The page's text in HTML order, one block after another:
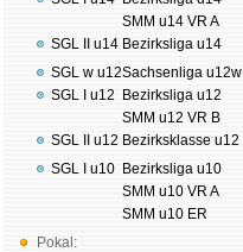
SGL II u14
SGL w u12
SGL I u12
SGL II u12
SGL I u10
Pokal:
SMM u14 VR A
Bezirksliga u14
Sachsenliga u12w
Bezirksliga u12
SMM u12 VR B
Bezirksklasse u12
Bezirksliga u10
SMM u10 VR A
SMM u10 ER